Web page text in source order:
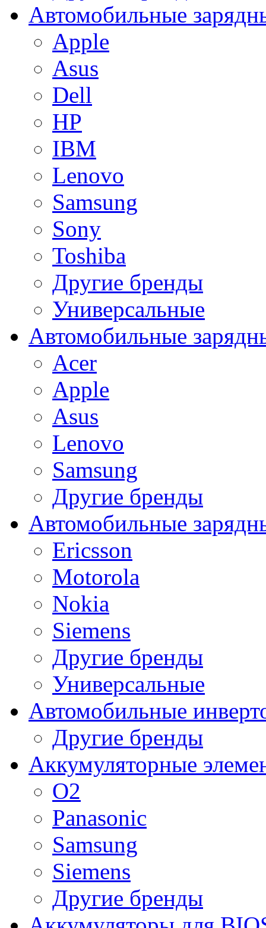
Автомобильные
Apple
Asus
Dell
HP
IBM
Lenovo
Samsung
Sony
Toshiba
Другие бренды
Универсальные
Автомобильные
Acer
Apple
Asus
Lenovo
Samsung
Другие бренды
Автомобильные
Ericsson
Motorola
Nokia
Siemens
Другие бренды
Универсальные
Автомобильные
Другие бренды
Аккумуляторные
O2
Panasonic
Samsung
Siemens
Другие бренды